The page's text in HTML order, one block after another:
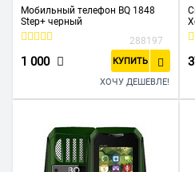
Мобильный телефон BQ 1848
Step+ черный
288197
1 000 КУПИТЬ
ХОЧУ ДЕШЕВЛЕ!